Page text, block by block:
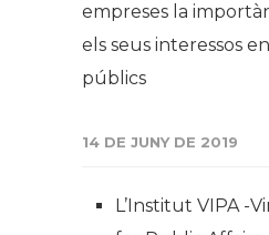
empreses la
els seus interessos
públics
14 DE JUNY DE 2019
L’Institut VIPA -